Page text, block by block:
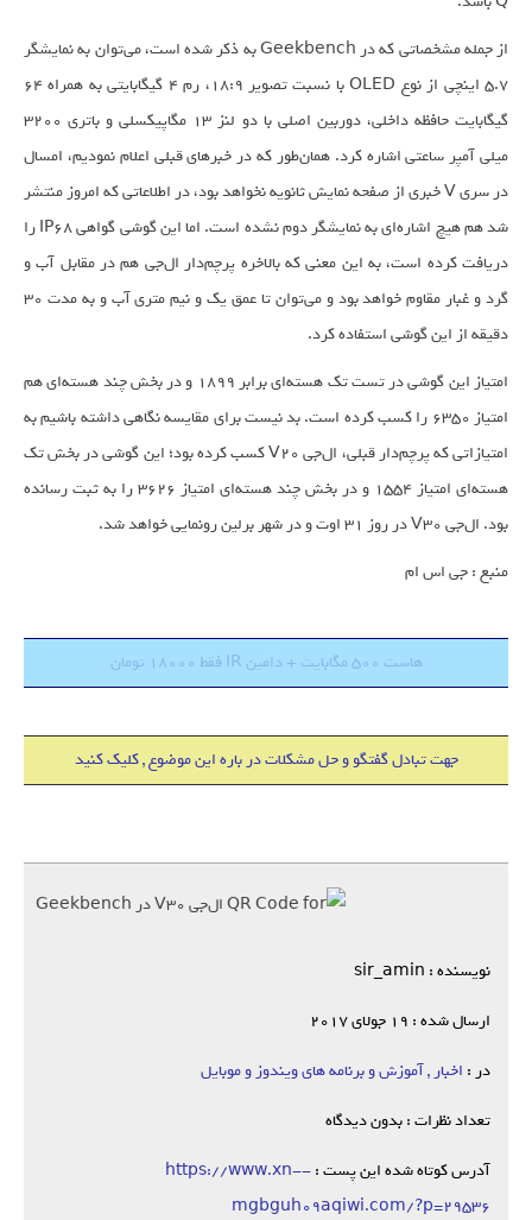
از جمله مشخصاتی که در Geekbench به ذکر شده است، می‌توان به نمایشگر
۵.۷ اینچی از نوع OLED با نسبت تصویر ۱۸:۹، رم ۴ گیگابایتی به همراه ۶۴
گیگابایت حافظه داخلی، دوربین اصلی با دو لنز ۱۳ مگاپیکسلی و باتری ۳۲۰۰
میلی آمپر ساعتی اشاره کرد. همان‌طور که در خبرهای قبلی اعلام نمودیم، امسال
در سری V خبری از صفحه نمایش ثانویه نخواهد بود، در اطلاعاتی که امروز منتشر
شد هم هیچ اشاره‌ای به نمایشگر دوم نشده است. اما این‌ گوشی گواهی IP68 را
دریافت کرده است، به این معنی که بالاخره پرچم‌دار ال‌جی هم در مقابل آب و
گرد و غبار مقاوم خواهد بود و می‌توان تا عمق یک و نیم متری آب و به مدت ۳۰
دقیقه از این گوشی استفاده کرد.
امتیاز این گوشی در تست تک هسته‌ای برابر ۱۸۹۹ و در بخش چند هسته‌ای هم
امتیاز ۶۳۵۰ را کسب کرده است. بد نیست برای مقایسه نگاهی داشته باشیم به
امتیازاتی که پرچم‌دار قبلی، ال‌جی V20 کسب کرده بود؛ این گوشی در بخش تک
هسته‌ای امتیاز ۱۵۵۴ و در بخش چند هسته‌ای امتیاز ۳۶۲۶ را به ثبت رسانده
بود. ال‌جی V30 در روز ۳۱ اوت و در شهر برلین رونمایی خواهد شد.
منبع : جی اس ام
هاست 500 مگابایت + دامین IR فقط 18000 تومان
جهت تبادل گفتگو و حل مشکلات در باره این موضوع , کلیک کنید
نویسنده : sir_amin
ارسال شده : 19 جولای 2017
در : اخبار , آموزش و برنامه های ویندوز و موبایل
تعداد نظرات : بدون دیدگاه
آدرس کوتاه شده این پست :https://www.xn--
mgbguh09aqiwi.com/?p=29536